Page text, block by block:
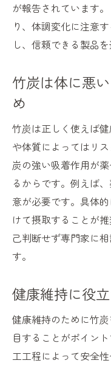
が報告されています
り、体調変化に注意
し、信頼できる製品を
竹炭は体に悪
め
竹炭は正しく使えば
や体質によってはリ
炭の強い吸着作用が
るからです。例えば
意が必要です。具体
けて摂取することが
己判断せず専門家に
す。
健康維持に役
健康維持のために竹
目することがポイン
工工程によって安全